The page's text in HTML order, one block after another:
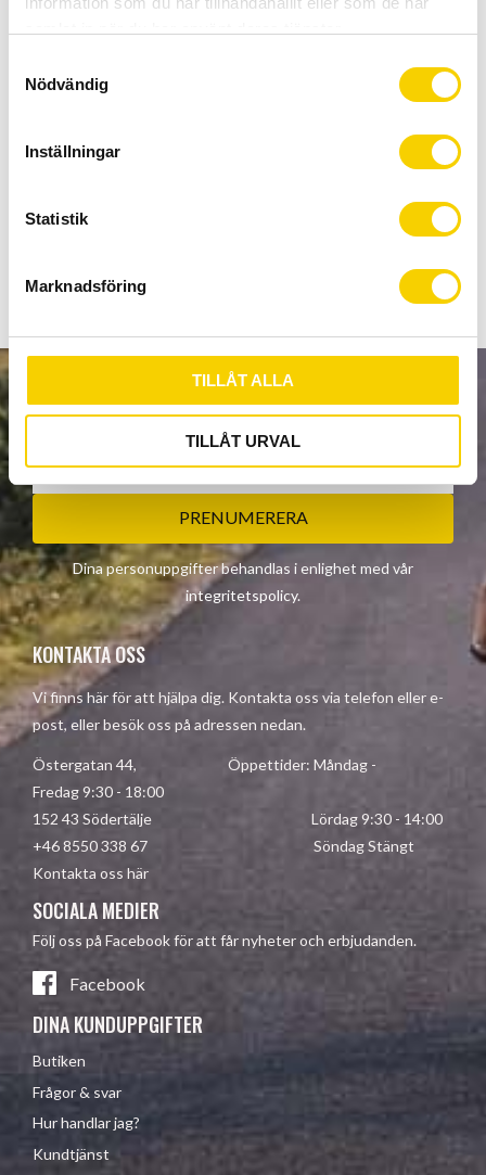
l
Nödvändig
Inställningar
Statistik
Marknadsföring
TILLÅT ALLA
TILLÅT URVAL
Tillv. artikelnr
41-74PEG
PEG´S Cavo GL
Adapter medföljer passar både 3/8" och 14 mm axel.
NYHETSBREV
PRENUMERERA
Dina personuppgifter behandlas i enlighet med vår
integritetspolicy.
KONTAKTA OSS
Vi finns här för att hjälpa dig. Kontakta oss via telefon eller e-
post, eller besök oss på adressen nedan.
Östergatan 44, Öppettider: Måndag -
Fredag 9:30 - 18:00
152 43 Södertälje Lördag 9:30 - 14:00
+46 8550 338 67 Söndag Stängt
Kontakta oss här
SOCIALA MEDIER
Följ oss på Facebook för att får nyheter och erbjudanden.
Facebook
DINA KUNDUPPGIFTER
Butiken
Frågor & svar
Hur handlar jag?
Kundtjänst